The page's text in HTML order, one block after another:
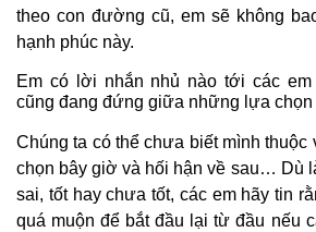
theo con đường cũ, em sẽ không
hạnh phúc này.
Em có lời nhắn nhủ nào tới các
cũng đang đứng giữa những lựa
Chúng ta có thể chưa biết mình thuộc
chọn bây giờ và hối hận về sau… Dù
sai, tốt hay chưa tốt, các em hãy tin
quá muộn để bắt đầu lại từ đầu nếu